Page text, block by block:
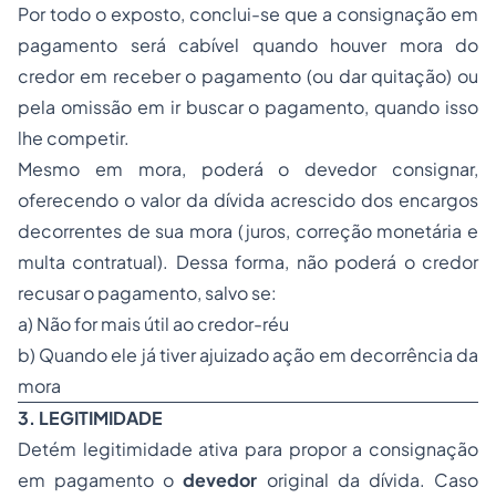
Por todo o exposto, conclui-se que a consignação em
pagamento será cabível quando houver mora do
credor em receber o pagamento (ou dar quitação) ou
pela omissão em ir buscar o pagamento, quando isso
lhe competir.
Mesmo em mora, poderá o devedor consignar,
oferecendo o valor da dívida acrescido dos encargos
decorrentes de sua mora (juros, correção monetária e
multa contratual). Dessa forma, não poderá o credor
recusar o pagamento, salvo se:
a) Não for mais útil ao credor-réu
b) Quando ele já tiver ajuizado ação em decorrência da
mora
3. LEGITIMIDADE
Detém legitimidade ativa para propor a consignação
em pagamento odevedor original da dívida. Caso